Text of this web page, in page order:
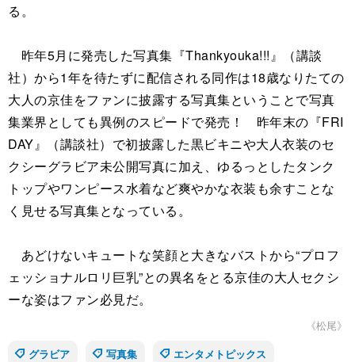
る。
昨年5月に発売した写真集『Thankyouka!!!』（講談
社）から1年を待たずに配信される同作は18歳なりたての
大人の京佳をファンに披露する写真集ということで写真
集業界としても異例のスピードで発売！ 昨年末の『FRI
DAY』（講談社）で初披露した黒ビキニや大人衣装のセ
クシーグラビア未公開写真に加え、ゆるっとしたタンク
トップやワンピース水着など爽やかな衣装も余すことな
く見せる写真集となっている。
あどけないキュートな笑顔と大きなバストから“プロフ
ェッショナルロリ巨乳”との異名をとる京佳の大人セクシ
ーな姿はファン必見だ。
《松尾》
グラビア
写真集 エンタメトピックス